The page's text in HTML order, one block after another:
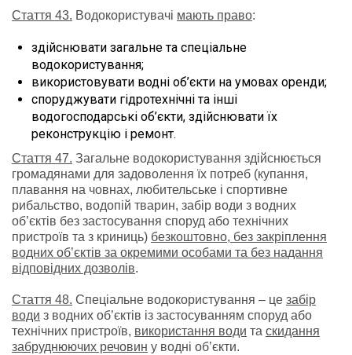
Стаття 43. Водокористувачі мають право:
здійснювати загальне та спеціальне
водокористування;
використовувати водні об’єкти на умовах оренди;
споруджувати гідротехнічні та інші
водогосподарські об’єкти, здійснювати їх
реконструкцію і ремонт.
Стаття 47. Загальне водокористування здійснюється
громадянами для задоволення їх потреб (купання,
плавання на човнах, любительське і спортивне
рибальство, водопій тварин, забір води з водних
об’єктів без застосування споруд або технічних
пристроїв та з криниць) безкоштовно, без закріплення
водних об’єктів за окремими особами та без надання
відповідних дозволів.
Стаття 48. Спеціальне водокористування – це забір
води з водних об’єктів із застосуванням споруд або
технічних пристроїв, використання води та скидання
забруднюючих речовин у водні об’єкти.